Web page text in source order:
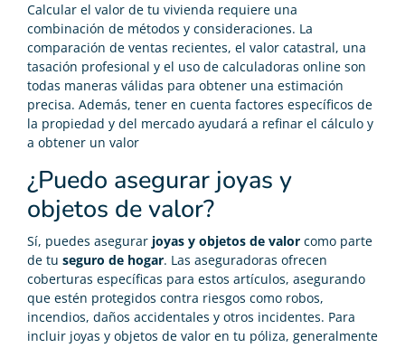
Calcular el valor de tu vivienda requiere una
combinación de métodos y consideraciones. La
comparación de ventas recientes, el valor catastral, una
tasación profesional y el uso de calculadoras online son
todas maneras válidas para obtener una estimación
precisa. Además, tener en cuenta factores específicos de
la propiedad y del mercado ayudará a refinar el cálculo y
a obtener un valor
¿Puedo asegurar joyas y
objetos de valor?
Sí, puedes asegurar joyas y objetos de valor como parte
de tu seguro de hogar. Las aseguradoras ofrecen
coberturas específicas para estos artículos, asegurando
que estén protegidos contra riesgos como robos,
incendios, daños accidentales y otros incidentes. Para
incluir joyas y objetos de valor en tu póliza, generalmente